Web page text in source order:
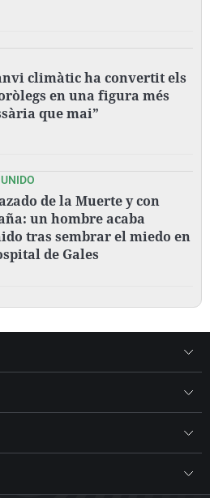
climàtic ha convertit els
en una figura més
que mai”
de la Muerte y con
un hombre acaba
tras sembrar el miedo en
de Gales